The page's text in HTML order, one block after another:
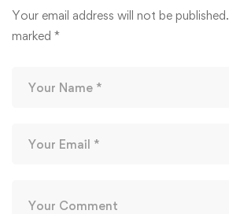
Your email address will not be published.
marked *